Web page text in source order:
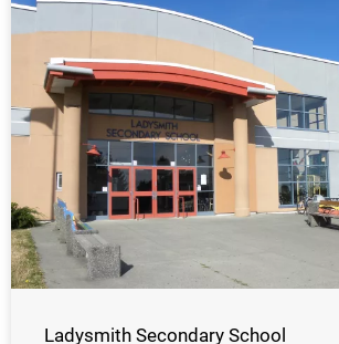
Ladysmith Secondary School